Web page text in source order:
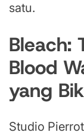
satu.
Bleach:
Blood
yang
Studio